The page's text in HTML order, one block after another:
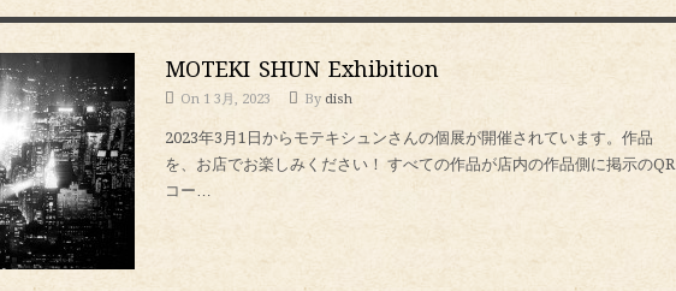
MOTEKI SHUN Exhibition
On 1 3月, 2023 By dish
2023年3月1日からモテキシュンさんの個展が開催されています。作品
を、お店でお楽しみください！ すべての作品が店内の作品側に掲示のQR
コー…